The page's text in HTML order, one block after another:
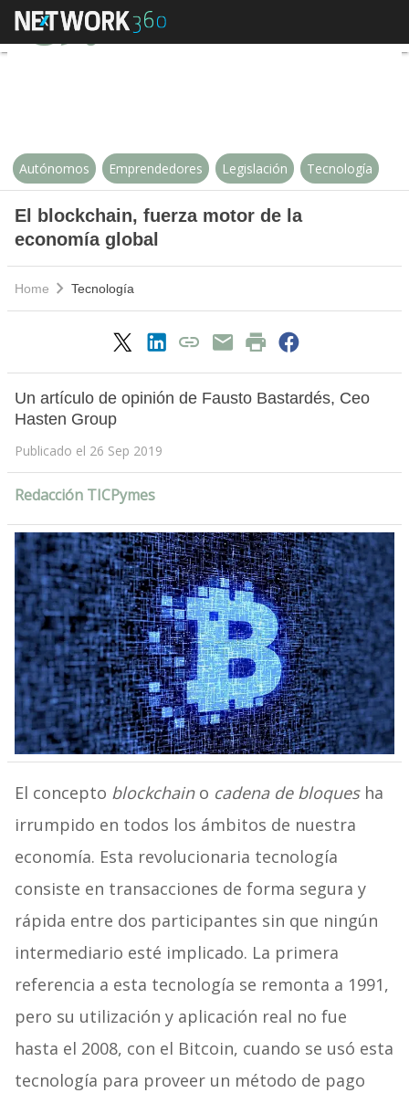
El blockchain, fuerza motor de
Autónomos Emprendedores Legislación Tecnología
El blockchain, fuerza motor de la
economía global
Home Tecnología
Un artículo de opinión de Fausto Bastardés, Ceo
Hasten Group
Publicado el 26 Sep 2019
Redacción TICPymes
El concepto blockchaino cadena de bloquesha
irrumpido en todos los ámbitos de nuestra
economía. Esta revolucionaria tecnología
consiste en transacciones de forma segura y
rápida entre dos participantes sin que ningún
intermediario esté implicado. La primera
referencia a esta tecnología se remonta a 1991,
pero su utilización y aplicación real no fue
hasta el 2008, con el Bitcoin, cuando se usó esta
tecnología para proveer un método de pago